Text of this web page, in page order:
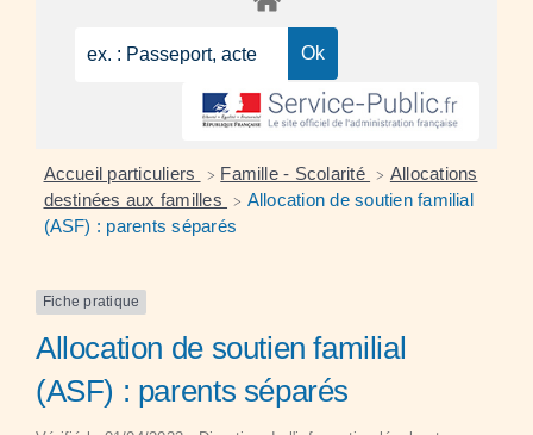
Accueil particuliers > Famille - Scolarité > Allocations
destinées aux familles
> Allocation de soutien familial
(ASF) : parents séparés
Fiche pratique
Allocation de soutien familial
(ASF) : parents séparés